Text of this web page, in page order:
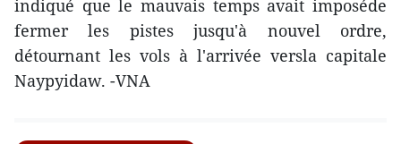
indiqué que le mauvais temps avait imposéde
fermer les pistes jusqu'à nouvel ordre,
détournant les vols à l'arrivée versla capitale
Naypyidaw. -VNA